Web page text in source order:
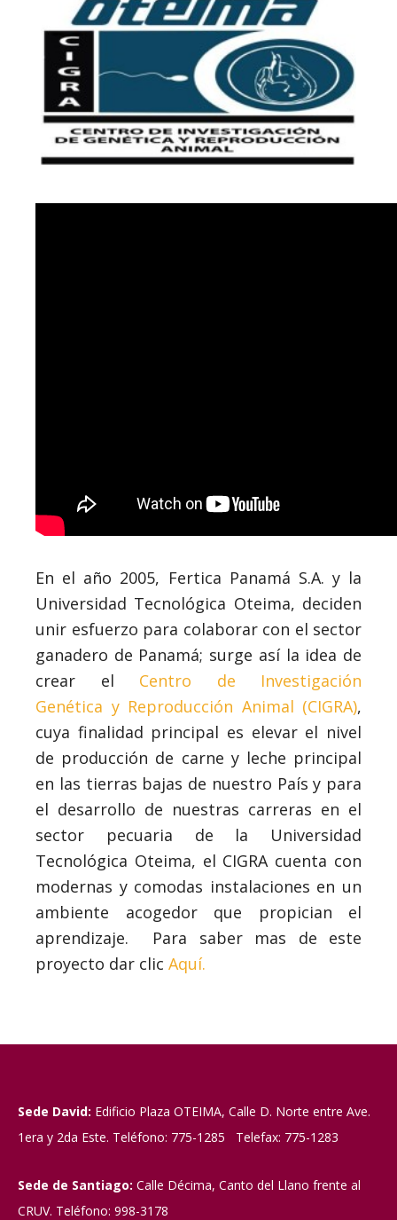
En el año 2005, Fertica Panamá S.A. y la
Universidad Tecnológica Oteima, deciden
unir esfuerzo para colaborar con el sector
ganadero de Panamá; surge así la idea de
crear el Centro de Investigación
Genética y Reproducción Animal (CIGRA),
cuya finalidad principal es elevar el nivel
de producción de carne y leche principal
en las tierras bajas de nuestro País y para
el desarrollo de nuestras carreras en el
sector pecuaria de la Universidad
Tecnológica Oteima, el CIGRA cuenta con
modernas y comodas instalaciones en un
ambiente acogedor que propician el
aprendizaje. Para saber mas de este
proyecto dar clic Aquí.
Sede David: Edificio Plaza OTEIMA, Calle D. Norte entre Ave.
1era y 2da Este. Teléfono: 775-1285 Telefax: 775-1283
Sede de Santiago: Calle Décima, Canto del Llano frente al
CRUV. Teléfono: 998-3178